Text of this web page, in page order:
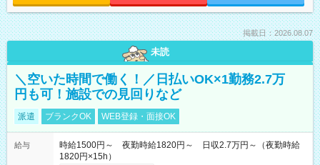
掲載日：2026.08.07
未読
＼空いた時間で働く！／日払いOK×1勤務2.7万
円も可！施設での見回りなど
派遣 ブランクOK WEB登録・面接OK
給与
時給1500円～ 夜勤時給1820円～ 日収2.7万円～（夜勤時給
1820円×15h）